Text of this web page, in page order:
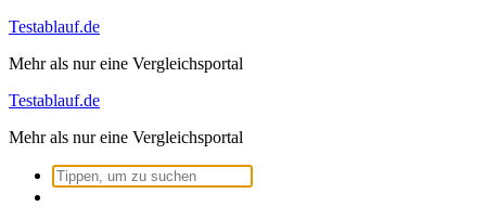
Zum
springen
Testablauf.de
Mehr als nur eine Vergleichsportal
Testablauf.de
Mehr als nur eine Vergleichsportal
Suchen
nach: